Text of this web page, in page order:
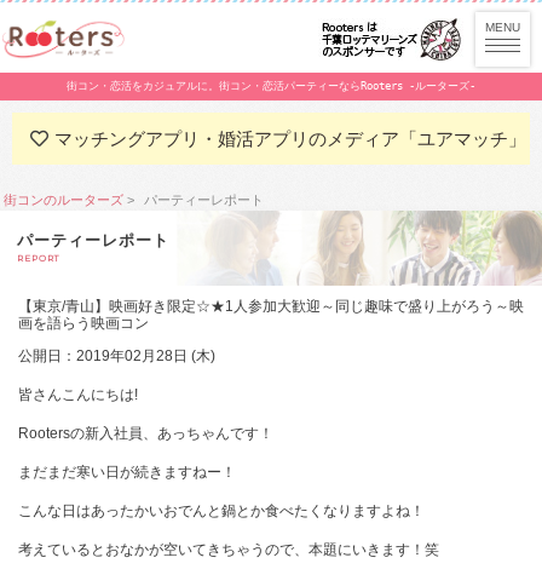
街コン・恋活をカジュアルに。街コン・恋活パーティーならRooters -ルーターズ-
マッチングアプリ・婚活アプリのメディア「ユアマッチ」
街コンのルーターズ パーティーレポート
パーティーレポート
REPORT
【東京/青山】映画好き限定☆★1人参加大歓迎～同じ趣味で盛り上がろう～映
画を語らう映画コン
公開日：2019年02月28日 (木)
皆さんこんにちは!
Rootersの新入社員、あっちゃんです！
まだまだ寒い日が続きますねー！
こんな日はあったかいおでんと鍋とか食べたくなりますよね！
考えているとおなかが空いてきちゃうので、本題にいきます！笑